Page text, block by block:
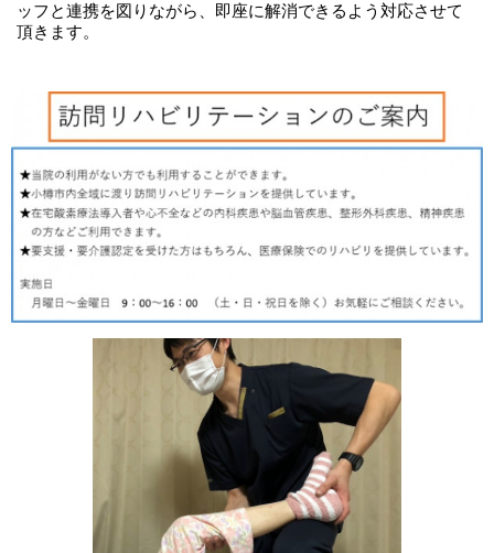
ッフと連携を図りながら、即座に解消できるよう対応させて
頂きます。